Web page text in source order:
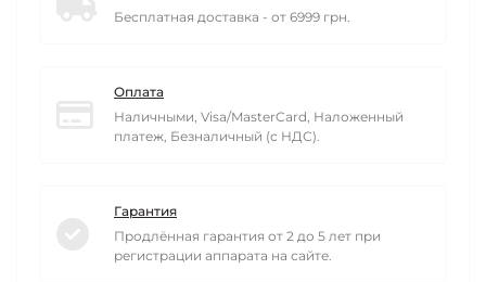
Бесплатная доставка - от 6999 грн.
Оплата
Наличными, Visa/MasterCard, Наложенный
платеж, Безналичный (с НДС).
Гарантия
Продлённая гарантия от 2 до 5 лет при
регистрации аппарата на сайте.